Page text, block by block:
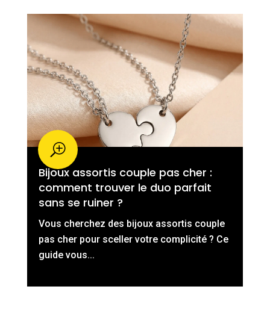
Bijoux assortis couple pas cher :
comment trouver le duo parfait
sans se ruiner ?
Vous cherchez des bijoux assortis couple
pas cher pour sceller votre complicité ? Ce
guide vous...